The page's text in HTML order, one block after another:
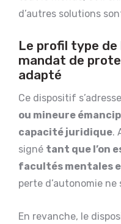
d’autres solutions
Le profil type de
mandat de
adapté
Ce dispositif
ou mineure
capacité juridique.
signé tant que l’on
facultés mentales
perte d’autonomie ne
En revanche, le